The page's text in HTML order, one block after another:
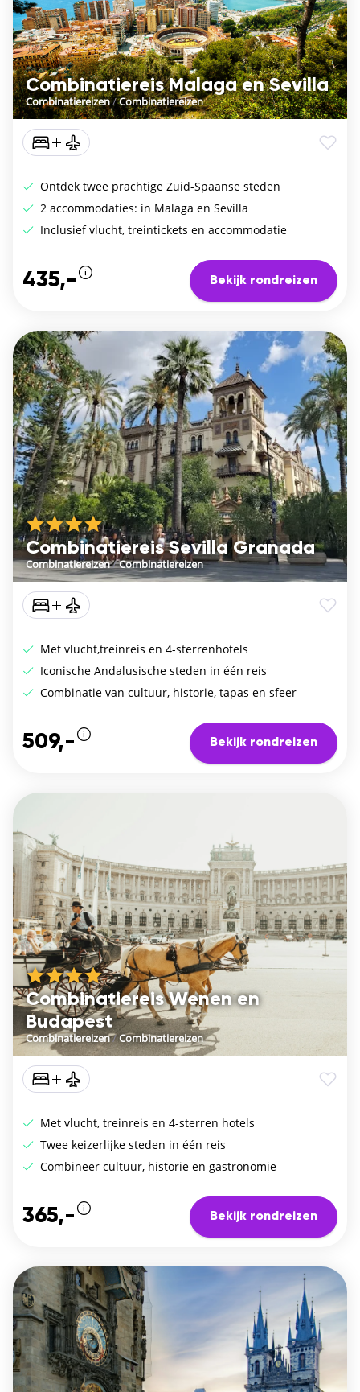
Combinatiereis Malaga en Sevilla
Combinatiereizen/Combinatiereizen
Ontdek twee prachtige Zuid-Spaanse steden
2 accommodaties: in Malaga en Sevilla
Inclusief vlucht, treintickets en accommodatie
435,- Bekijk rondreizen
Combinatiereis Sevilla Granada
Combinatiereizen/Combinatiereizen
Met vlucht,treinreis en 4-sterrenhotels
Iconische Andalusische steden in één reis
Combinatie van cultuur, historie, tapas en sfeer
509,- Bekijk rondreizen
Combinatiereis Wenen en
Budapest
Combinatiereizen/Combinatiereizen
Met vlucht, treinreis en 4-sterren hotels
Twee keizerlijke steden in één reis
Combineer cultuur, historie en gastronomie
365,- Bekijk rondreizen